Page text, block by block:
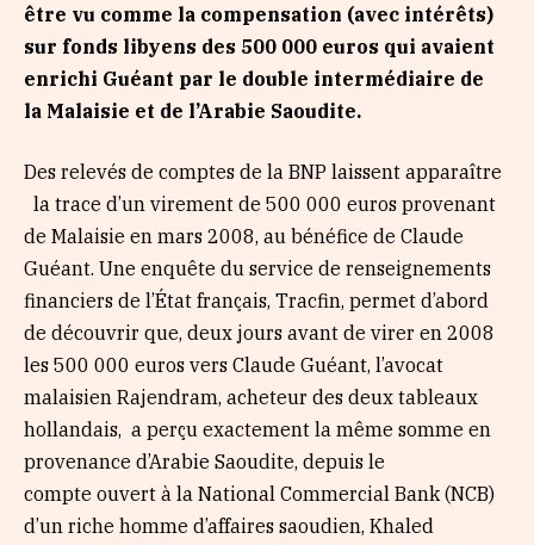
être vu comme la compensation (avec intérêts)
sur fonds libyens des 500 000 euros qui avaient
enrichi Guéant par le double intermédiaire de
la Malaisie et de l’Arabie Saoudite.
Des relevés de comptes de la BNP laissent apparaître
la trace d’un virement de 500 000 euros provenant
de Malaisie en mars 2008, au bénéfice de Claude
Guéant. Une enquête du service de renseignements
financiers de l’État français, Tracfin, permet d’abord
de découvrir que, deux jours avant de virer en 2008
les 500 000 euros vers Claude Guéant, l’avocat
malaisien Rajendram, acheteur des deux tableaux
hollandais, a perçu exactement la même somme en
provenance d’Arabie Saoudite, depuis le
compte ouvert à la National Commercial Bank (NCB)
d’un riche homme d’affaires saoudien, Khaled